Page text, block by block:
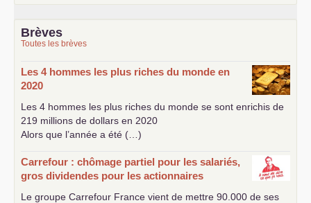
Brèves
Toutes les brèves
Les 4 hommes les plus riches du monde en
2020
Les 4 hommes les plus riches du monde se sont enrichis de
219 millions de dollars en 2020
Alors que l’année a été (…)
Carrefour : chômage partiel pour les salariés,
gros dividendes pour les actionnaires
Le groupe Carrefour France vient de mettre 90.000 de ses